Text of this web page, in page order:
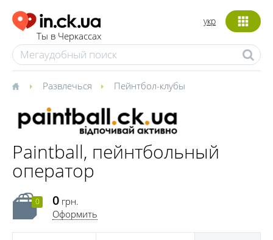
Ты в Черкассах
укр
Развлечься Пейнтбол-клубы
Paintball, пейнтбольный
оператор
0 0 грн.
Оформить